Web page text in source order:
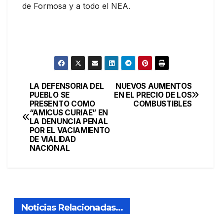
de Formosa y a todo el NEA.
Navegación
de
entradas
NUEVOS AUMENTOS
EN EL PRECIO DE LOS
COMBUSTIBLES
LA DEFENSORIA DEL
PUEBLO SE
PRESENTO COMO
“AMICUS CURIAE” EN
LA DENUNCIA PENAL
POR EL VACIAMIENTO
DE VIALIDAD
NACIONAL
Noticias Relacionadas...